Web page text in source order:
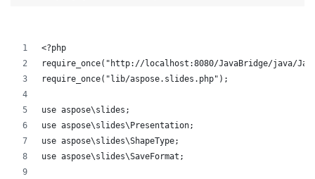
<?php
require_once("http://localhost:8080/JavaBridge/java/
require_once("lib/aspose.slides.php");
use aspose\slides;
use aspose\slides\Presentation;
use aspose\slides\ShapeType;
use aspose\slides\SaveFormat;